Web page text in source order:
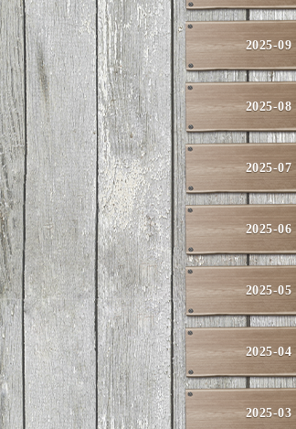
2025-09
2025-08
2025-07
2025-06
2025-05
2025-04
2025-03